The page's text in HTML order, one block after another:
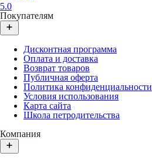
5.0
Покупателям
Дисконтная программа
Оплата и доставка
Возврат товаров
Публичная оферта
Политика конфиденциальности
Условия использования
Карта сайта
Школа петродительства
Компания